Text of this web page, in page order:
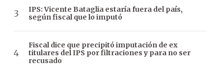
IPS: Vicente Bataglia estaría fuera del país,
según fiscal que lo imputó
Fiscal dice que precipitó imputación de ex
titulares del IPS por filtraciones y para no ser
recusado